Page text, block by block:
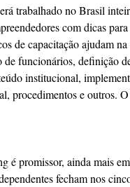
trabalhado no Brasil
com dicas
de capacitação ajudam
de funcionários, definição
institucional,
procedimentos e outros.
é promissor, ainda mais
fecham nos